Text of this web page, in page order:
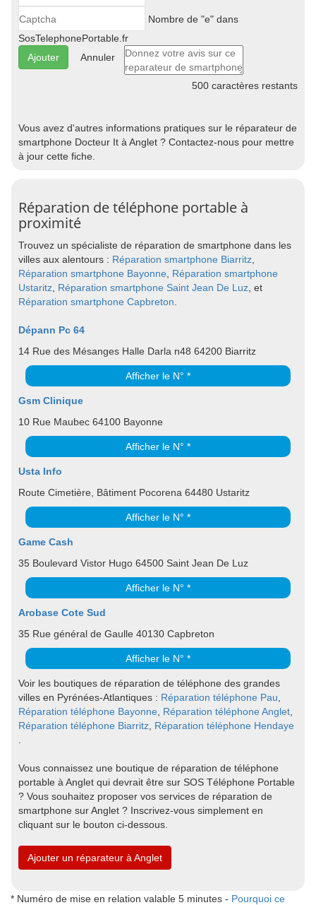
Nombre de "e" dans
SosTelephonePortable.fr
Annuler
500 caractères restants
Vous avez d'autres informations pratiques sur le réparateur de
smartphone Docteur It à Anglet ? Contactez-nous pour mettre
à jour cette fiche.
Réparation de téléphone portable à
proximité
Trouvez un spécialiste de réparation de smartphone dans les
villes aux alentours : Réparation smartphone Biarritz
Réparation smartphone Bayonne
Réparation smartphone
Ustaritz Réparation smartphone Saint Jean De Luz , et
Réparation smartphone Capbreton
Dépann Pc 64
14 Rue des Mésanges Halle Darla n48 64200 Biarritz
Afficher le N° *
Gsm Clinique
10 Rue Maubec 64100 Bayonne
Afficher le N° *
Usta Info
Route Cimetière, Bâtiment Pocorena 64480 Ustaritz
Afficher le N° *
Game Cash
35 Boulevard Vistor Hugo 64500 Saint Jean De Luz
Afficher le N° *
Arobase Cote Sud
35 Rue général de Gaulle 40130 Capbreton
Afficher le N° *
Voir les boutiques de réparation de téléphone des grandes
villes en Pyrénées-Atlantiques : Réparation téléphone Pau
Réparation téléphone Bayonne
Réparation téléphone Anglet
Réparation téléphone Biarritz Réparation téléphone Hendaye
Vous connaissez une boutique de réparation de téléphone
portable à Anglet qui devrait être sur SOS Téléphone Portable
? Vous souhaitez proposer vos services de réparation de
smartphone sur Anglet ? Inscrivez-vous simplement en
cliquant sur le bouton ci-dessous.
Ajouter un réparateur à Anglet
* Numéro de mise en relation valable 5 minutes - Pourquoi ce